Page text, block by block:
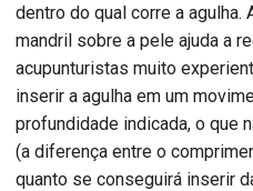
dentro do qual corre a
mandril sobre a pele ajuda a
acupunturistas muito
inserir a agulha em um
profundidade indicada, o que
(a diferença entre o
quanto se conseguirá inserir